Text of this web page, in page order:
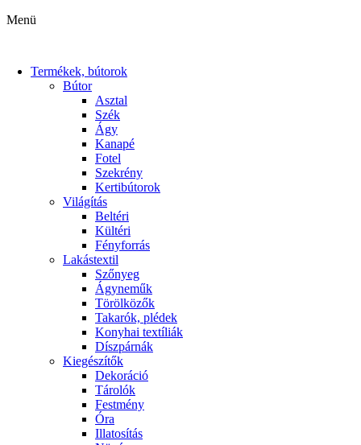
Menü
Termékek, bútorok
Bútor
Asztal
Szék
Ágy
Kanapé
Fotel
Szekrény
Kertibútorok
Világítás
Beltéri
Kültéri
Fényforrás
Lakástextil
Szőnyeg
Ágyneműk
Törölközők
Takarók, plédek
Konyhai textíliák
Díszpárnák
Kiegészítők
Dekoráció
Tárolók
Festmény
Óra
Illatosítás